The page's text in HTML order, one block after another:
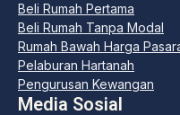
Beli Rumah Pertama
Beli Rumah Tanpa Modal
Rumah Bawah Harga
Pelaburan Hartanah
Pengurusan Kewangan
Media Sosial